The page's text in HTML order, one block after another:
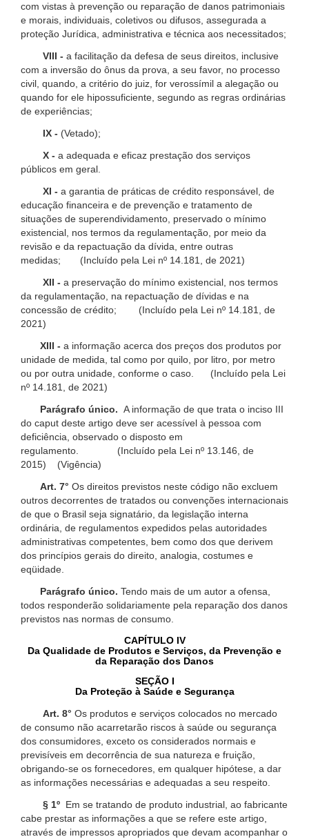
com vistas à prevenção ou reparação de danos patrimoniais
e morais, individuais, coletivos ou difusos, assegurada a
proteção Jurídica, administrativa e técnica aos necessitados;
VIII - a facilitação da defesa de seus direitos, inclusive
com a inversão do ônus da prova, a seu favor, no processo
civil, quando, a critério do juiz, for verossímil a alegação ou
quando for ele hipossuficiente, segundo as regras ordinárias
de experiências;
IX - (Vetado);
X - a adequada e eficaz prestação dos serviços
públicos em geral.
XI - a garantia de práticas de crédito responsável, de
educação financeira e de prevenção e tratamento de
situações de superendividamento, preservado o mínimo
existencial, nos termos da regulamentação, por meio da
revisão e da repactuação da dívida, entre outras
medidas; (Incluído pela Lei nº 14.181, de 2021)
XII - a preservação do mínimo existencial, nos termos
da regulamentação, na repactuação de dívidas e na
concessão de crédito; (Incluído pela Lei nº 14.181, de
2021)
XIII - a informação acerca dos preços dos produtos por
unidade de medida, tal como por quilo, por litro, por metro
ou por outra unidade, conforme o caso. (Incluído pela Lei
nº 14.181, de 2021)
Parágrafo único. A informação de que trata o inciso III
do caput deste artigo deve ser acessível à pessoa com
deficiência, observado o disposto em
regulamento. (Incluído pela Lei nº 13.146, de
2015) (Vigência)
Art. 7° Os direitos previstos neste código não excluem
outros decorrentes de tratados ou convenções internacionais
de que o Brasil seja signatário, da legislação interna
ordinária, de regulamentos expedidos pelas autoridades
administrativas competentes, bem como dos que derivem
dos princípios gerais do direito, analogia, costumes e
eqüidade.
Parágrafo único. Tendo mais de um autor a ofensa,
todos responderão solidariamente pela reparação dos danos
previstos nas normas de consumo.
CAPÍTULO IV
Da Qualidade de Produtos e Serviços, da Prevenção e
da Reparação dos Danos
SEÇÃO I
Da Proteção à Saúde e Segurança
Art. 8° Os produtos e serviços colocados no mercado
de consumo não acarretarão riscos à saúde ou segurança
dos consumidores, exceto os considerados normais e
previsíveis em decorrência de sua natureza e fruição,
obrigando-se os fornecedores, em qualquer hipótese, a dar
as informações necessárias e adequadas a seu respeito.
§ 1º Em se tratando de produto industrial, ao fabricante
cabe prestar as informações a que se refere este artigo,
através de impressos apropriados que devam acompanhar o